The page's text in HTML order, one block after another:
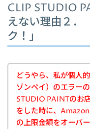
CLIP STUDIO
えない理由２．
ク！」
どうやら、私が個人
ゾンペイ）のエラー
STUDIO PAINTのお
をした時に、
の上限金額をオーバ